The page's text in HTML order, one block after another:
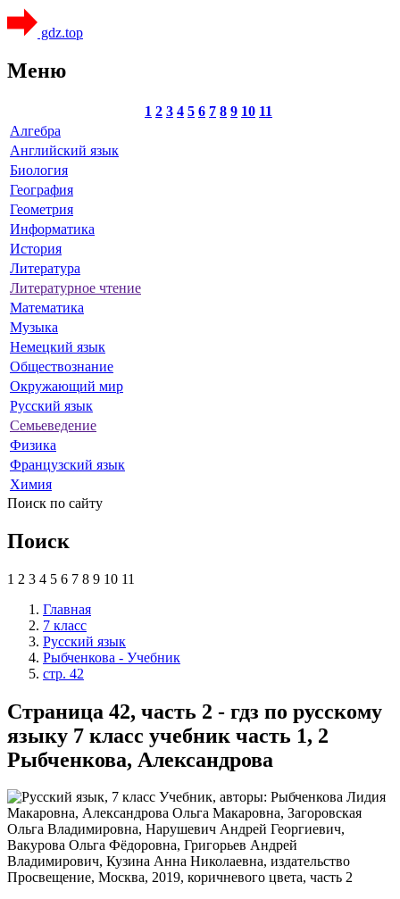
gdz.top
Меню
1 2 3 4 5 6 7 8 9 10 11
Алгебра
Английский язык
Биология
География
Геометрия
Информатика
История
Литература
Литературное чтение
Математика
Музыка
Немецкий язык
Обществознание
Окружающий мир
Русский язык
Семьеведение
Физика
Французский язык
Химия
Поиск по сайту
Поиск
1 2 3 4 5 6 7 8 9 10 11
Главная
7 класс
Русский язык
Рыбченкова - Учебник
стр. 42
Страница 42, часть 2 - гдз по русскому
языку 7 класс учебник часть 1, 2
Рыбченкова, Александрова